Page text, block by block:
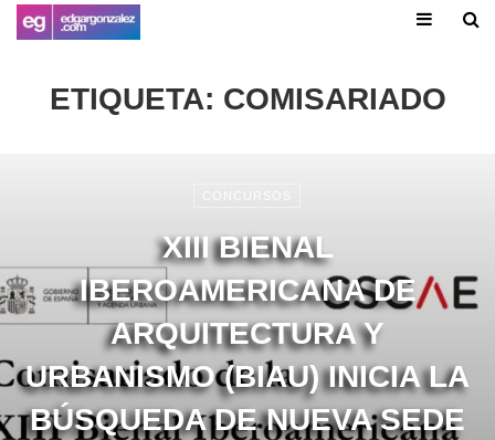
ETIQUETA: COMISARIADO
XIII BIENAL
IBEROAMERICANA DE
ARQUITECTURA Y
URBANISMO (BIAU) INICIA LA
BÚSQUEDA DE NUEVA SEDE